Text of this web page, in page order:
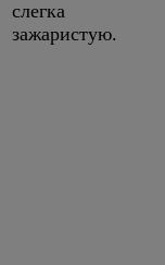
слегка
зажаристую.